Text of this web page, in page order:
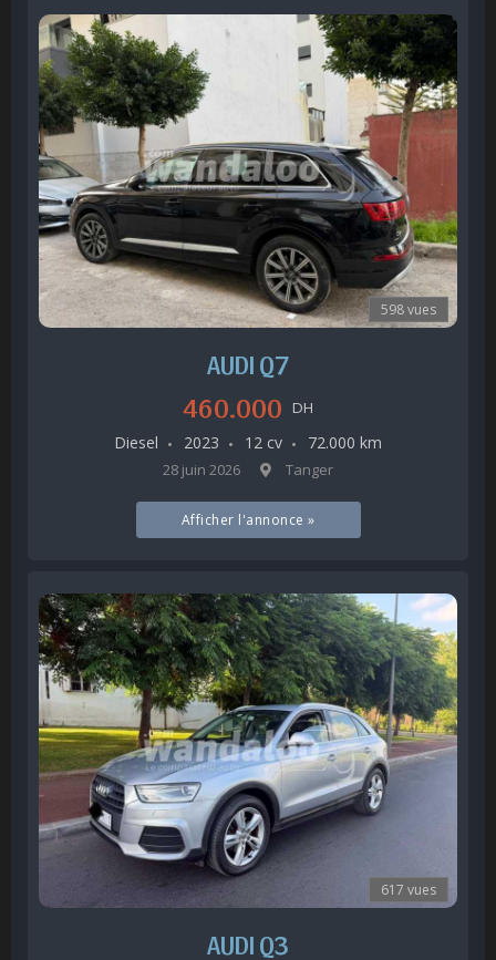
598 vues
AUDI Q7
460.000 DH
Diesel 2023 12 cv 72.000 km
28 juin 2026 Tanger
Afficher l'annonce »
617 vues
AUDI Q3